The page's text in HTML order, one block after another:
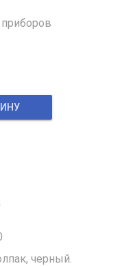
приборов
черный.